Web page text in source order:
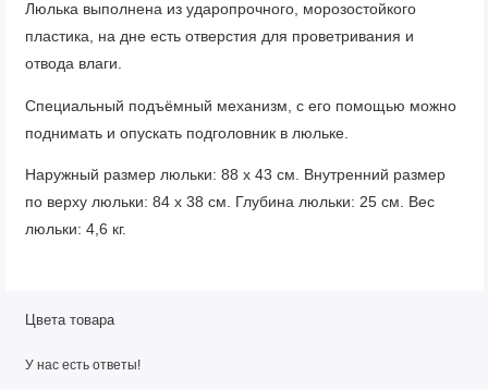
Люлька выполнена из ударопрочного, морозостойкого
пластика, на дне есть отверстия для проветривания и
отвода влаги.
Специальный подъёмный механизм, с его помощью можно
поднимать и опускать подголовник в люльке.
Наружный размер люльки: 88 х 43 см. Внутренний размер
по верху люльки: 84 х 38 см. Глубина люльки: 25 см. Вес
люльки: 4,6 кг.
молнией, можно снимать для стирки.
Цвета товара
У нас есть ответы!